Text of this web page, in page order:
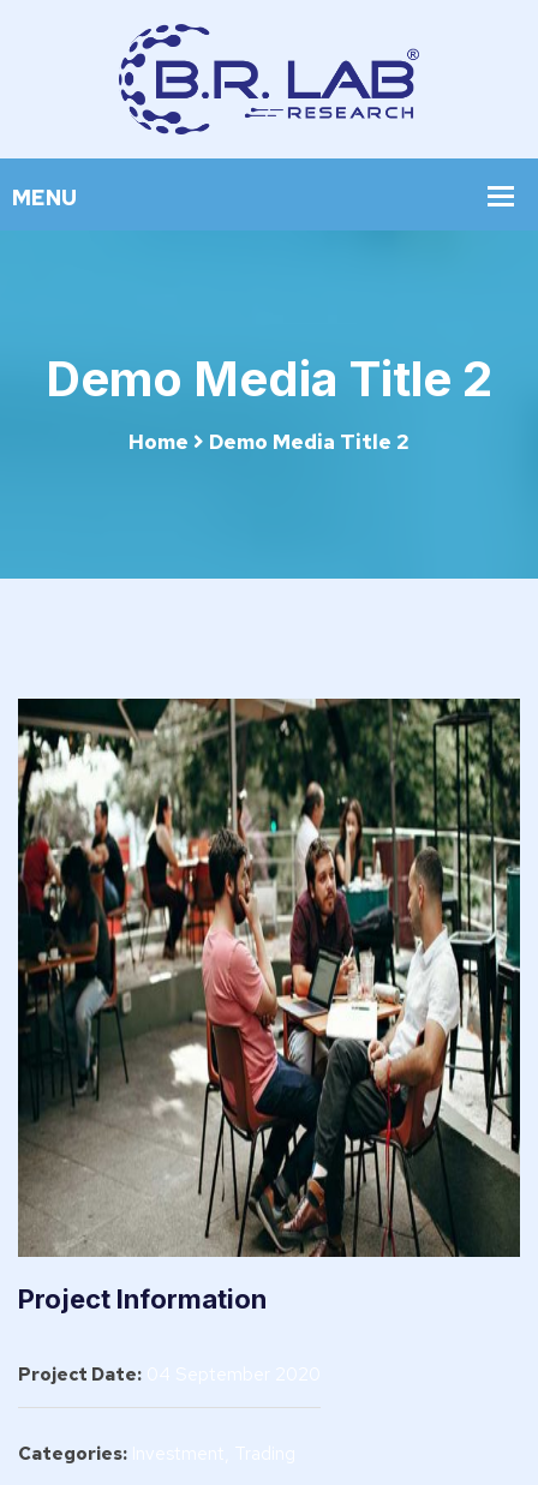
Demo Media Title 2
Home Demo Media Title 2
Project Information
Project Date:
Categories: